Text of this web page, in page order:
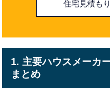
住宅見積も
1. 主要ハウスメーカ
まとめ